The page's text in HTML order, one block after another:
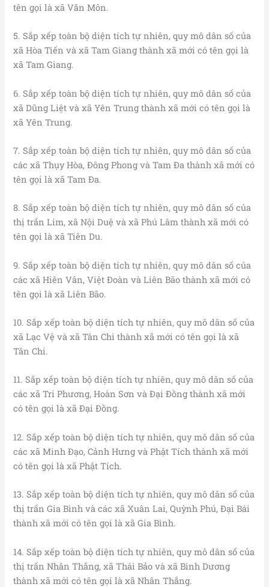
tên gọi là xã Văn Môn.
5. Sắp xếp toàn bộ diện tích tự nhiên, quy mô dân số của
xã Hòa Tiến và xã Tam Giang thành xã mới có tên gọi là
xã Tam Giang.
6. Sắp xếp toàn bộ diện tích tự nhiên, quy mô dân số của
xã Dũng Liệt và xã Yên Trung thành xã mới có tên gọi là
xã Yên Trung.
7. Sắp xếp toàn bộ diện tích tự nhiên, quy mô dân số của
các xã Thụy Hòa, Đông Phong và Tam Đa thành xã mới có
tên gọi là xã Tam Đa.
8. Sắp xếp toàn bộ diện tích tự nhiên, quy mô dân số của
thị trấn Lim, xã Nội Duệ và xã Phú Lâm thành xã mới có
tên gọi là xã Tiên Du.
9. Sắp xếp toàn bộ diện tích tự nhiên, quy mô dân số của
các xã Hiên Vân, Việt Đoàn và Liên Bão thành xã mới có
tên gọi là xã Liên Bão.
10. Sắp xếp toàn bộ diện tích tự nhiên, quy mô dân số của
xã Lạc Vệ và xã Tân Chi thành xã mới có tên gọi là xã
Tân Chi.
11. Sắp xếp toàn bộ diện tích tự nhiên, quy mô dân số của
các xã Tri Phương, Hoàn Sơn và Đại Đồng thành xã mới
có tên gọi là xã Đại Đồng.
12. Sắp xếp toàn bộ diện tích tự nhiên, quy mô dân số của
các xã Minh Đạo, Cảnh Hưng và Phật Tích thành xã mới
có tên gọi là xã Phật Tích.
13. Sắp xếp toàn bộ diện tích tự nhiên, quy mô dân số của
thị trấn Gia Bình và các xã Xuân Lai, Quỳnh Phú, Đại Bái
thành xã mới có tên gọi là xã Gia Bình.
14. Sắp xếp toàn bộ diện tích tự nhiên, quy mô dân số của
thị trấn Nhân Thắng, xã Thái Bảo và xã Bình Dương
thành xã mới có tên gọi là xã Nhân Thắng.